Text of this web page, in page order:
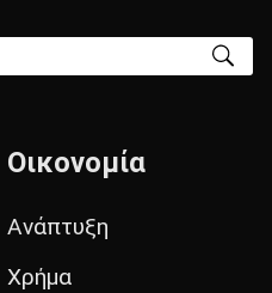
Οικονομία
Ανάπτυξη
Χρήμα